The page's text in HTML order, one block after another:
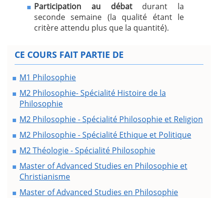
Participation au débatdurant la
seconde semaine (la qualité étant le
critère attendu plus que la quantité).
CE COURS FAIT PARTIE DE
M1 Philosophie
M2 Philosophie- Spécialité Histoire de la
Philosophie
M2 Philosophie - Spécialité Philosophie et Religion
M2 Philosophie - Spécialité Ethique et Politique
M2 Théologie - Spécialité Philosophie
Master of Advanced Studies en Philosophie et
Christianisme
Master of Advanced Studies en Philosophie